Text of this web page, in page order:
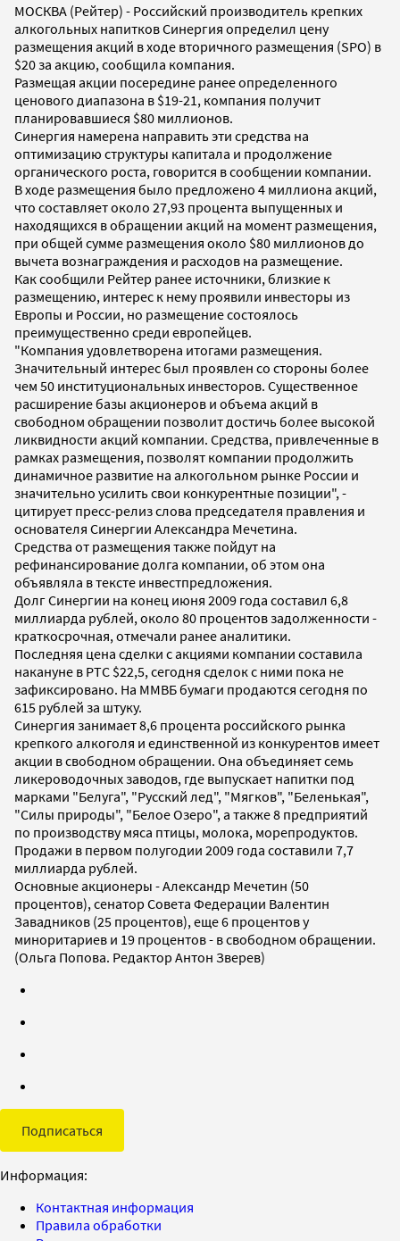
МОСКВА (Рейтер) - Российский производитель крепких
алкогольных напитков Cинергия определил цену
размещения акций в ходе вторичного размещения (SPO) в
$20 за акцию, сообщила компания.
Размещая акции посередине ранее определенного
ценового диапазона в $19-21, компания получит
планировавшиеся $80 миллионов.
Синергия намерена направить эти средства на
оптимизацию структуры капитала и продолжение
органического роста, говорится в сообщении компании.
В ходе размещения было предложено 4 миллиона акций,
что составляет около 27,93 процента выпущенных и
находящихся в обращении акций на момент размещения,
при общей сумме размещения около $80 миллионов до
вычета вознаграждения и расходов на размещение.
Как сообщили Рейтер ранее источники, близкие к
размещению, интерес к нему проявили инвесторы из
Европы и России, но размещение состоялось
преимущественно среди европейцев.
"Компания удовлетворена итогами размещения.
Значительный интерес был проявлен со стороны более
чем 50 институциональных инвесторов. Существенное
расширение базы акционеров и объема акций в
свободном обращении позволит достичь более высокой
ликвидности акций компании. Средства, привлеченные в
рамках размещения, позволят компании продолжить
динамичное развитие на алкогольном рынке России и
значительно усилить свои конкурентные позиции", -
цитирует пресс-релиз слова председателя правления и
основателя Синергии Александра Мечетина.
Средства от размещения также пойдут на
рефинансирование долга компании, об этом она
объявляла в тексте инвестпредложения.
Долг Синергии на конец июня 2009 года составил 6,8
миллиарда рублей, около 80 процентов задолженности -
краткосрочная, отмечали ранее аналитики.
Последняя цена сделки с акциями компании составила
накануне в РТС $22,5, сегодня сделок с ними пока не
зафиксировано. На ММВБ бумаги продаются сегодня по
615 рублей за штуку.
Синергия занимает 8,6 процента российского рынка
крепкого алкоголя и единственной из конкурентов имеет
акции в свободном обращении. Она объединяет семь
ликероводочных заводов, где выпускает напитки под
марками "Белуга", "Русский лед", "Мягков", "Беленькая",
"Силы природы", "Белое Озеро", а также 8 предприятий
по производству мяса птицы, молока, морепродуктов.
Продажи в первом полугодии 2009 года составили 7,7
миллиарда рублей.
Основные акционеры - Александр Мечетин (50
процентов), сенатор Совета Федерации Валентин
Завадников (25 процентов), еще 6 процентов у
миноритариев и 19 процентов - в свободном обращении.
(Ольга Попова. Редактор Антон Зверев)
Подписаться
Информация:
Контактная информация
Правила обработки